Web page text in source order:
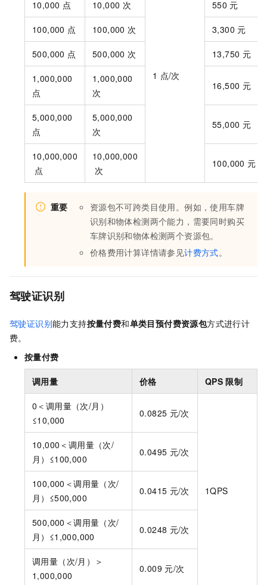
1 点/次
10,000 点 10,000 次 550 元
100,000 点 100,000 次 3,300 元
500,000 点 500,000 次 13,750 元
1,000,000
点
1,000,000
次
16,500 元
5,000,000
点
5,000,000
次
55,000 元
10,000,000
点
10,000,000
次
100,000 元
重要
资源包不可跨类目使用。例如，使用车牌
识别和物体检测两个能力，需要同时购买
车牌识别和物体检测两个资源包。
价格费用计算详情请参见计费方式。
驾驶证识别
驾驶证识别能力支持按量付费和单类目预付费资源包方式进行计
费。
按量付费
调用量 价格 QPS 限制
0＜调用量（次/月）
≤10,000
0.0825 元/次
1QPS
10,000＜调用量（次/
月）≤100,000
0.0495 元/次
100,000＜调用量（次/
月）≤500,000
0.0415 元/次
500,000＜调用量（次/
月）≤1,000,000
0.0248 元/次
调用量（次/月）＞
1,000,000
0.009 元/次